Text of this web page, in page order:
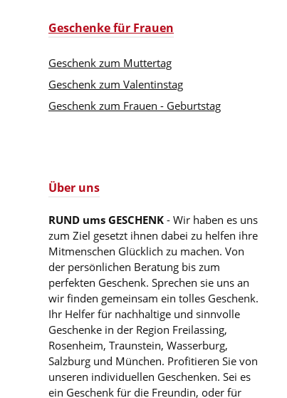
Geschenke für Frauen
Geschenk zum Muttertag
Geschenk zum Valentinstag
Geschenk zum Frauen - Geburtstag
Über uns
RUND ums GESCHENK - Wir haben es uns
zum Ziel gesetzt ihnen dabei zu helfen ihre
Mitmenschen Glücklich zu machen. Von
der persönlichen Beratung bis zum
perfekten Geschenk. Sprechen sie uns an
wir finden gemeinsam ein tolles Geschenk.
Ihr Helfer für nachhaltige und sinnvolle
Geschenke in der Region Freilassing,
Rosenheim, Traunstein, Wasserburg,
Salzburg und München. Profitieren Sie von
unseren individuellen Geschenken. Sei es
ein Geschenk für die Freundin, oder für